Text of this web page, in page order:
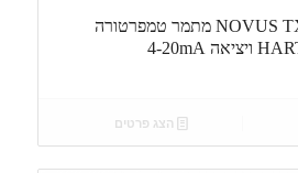
NOVUS TXISOBLOCK-HRT מתמר טמפרטורה
הצג פרטים